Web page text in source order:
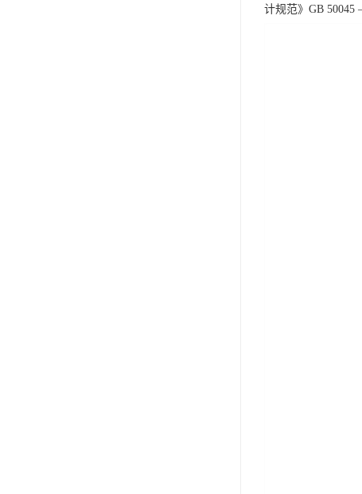
计规范》GB 50045